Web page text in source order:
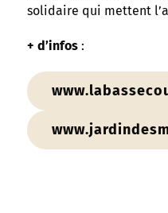
solidaire qui mettent
+ d’infos: